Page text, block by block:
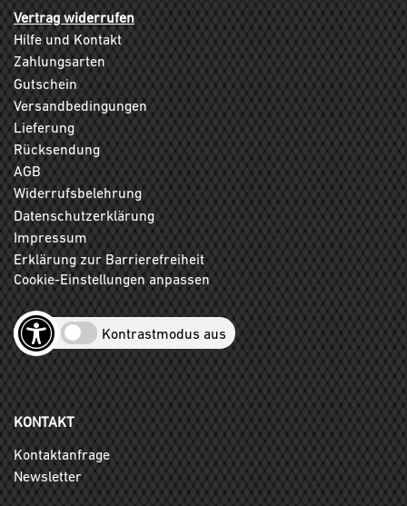
Vertrag widerrufen
Hilfe und Kontakt
Zahlungsarten
Gutschein
Versandbedingungen
Lieferung
Rücksendung
AGB
Widerrufsbelehrung
Datenschutzerklärung
Impressum
Erklärung zur Barrierefreiheit
Cookie-Einstellungen anpassen
Kontrastmodus aus
KONTAKT
Kontaktanfrage
Newsletter